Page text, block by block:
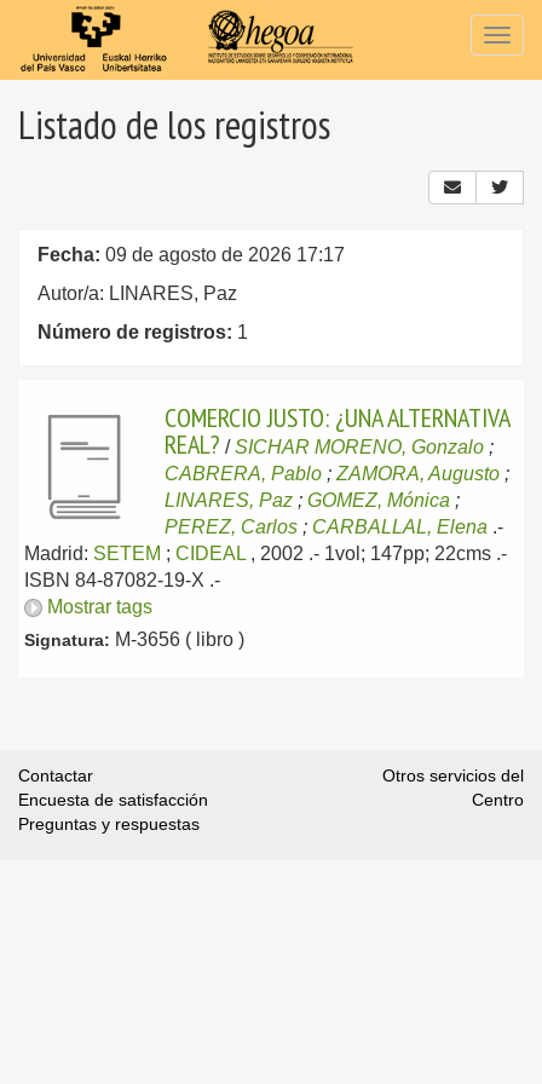
Listado de los registros
Fecha: 09 de agosto de 2026 17:17
Autor/a: LINARES, Paz
Número de registros: 1
COMERCIO JUSTO: ¿UNA ALTERNATIVA
REAL? /SICHAR MORENO, Gonzalo ;
CABRERA, Pablo ; ZAMORA, Augusto ;
LINARES, Paz ; GOMEZ, Mónica ;
PEREZ, Carlos ; CARBALLAL, Elena .-
Madrid: SETEM ; CIDEAL , 2002 .- 1vol; 147pp; 22cms .-
ISBN 84-87082-19-X .-
Mostrar tags
Signatura: M-3656 ( libro )
Contactar
Encuesta de satisfacción
Preguntas y respuestas
Otros servicios del
Centro